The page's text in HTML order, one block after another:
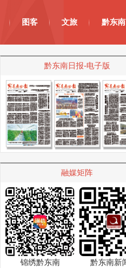
图客 文旅 黔东
黔东南日报-电子版
融媒矩阵
锦绣黔东南 黔东南新